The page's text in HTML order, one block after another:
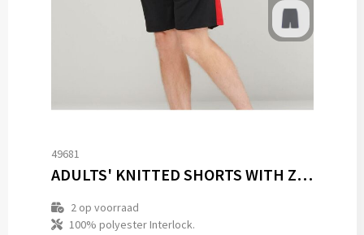
49681
ADULTS' KNITTED SHORTS WITH ZIP POCKETS
2op voorraad
100% polyester Interlock.